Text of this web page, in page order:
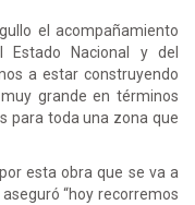
el acompañamiento
Nacional y del
a estar construyendo
grande en términos
para toda una zona que
esta obra que se va a
“hoy recorremos